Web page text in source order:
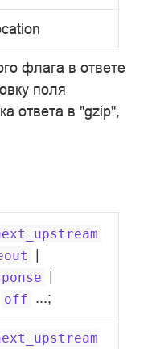
флага в ответе
поля
ответа в "gzip",
|
|
off ...;